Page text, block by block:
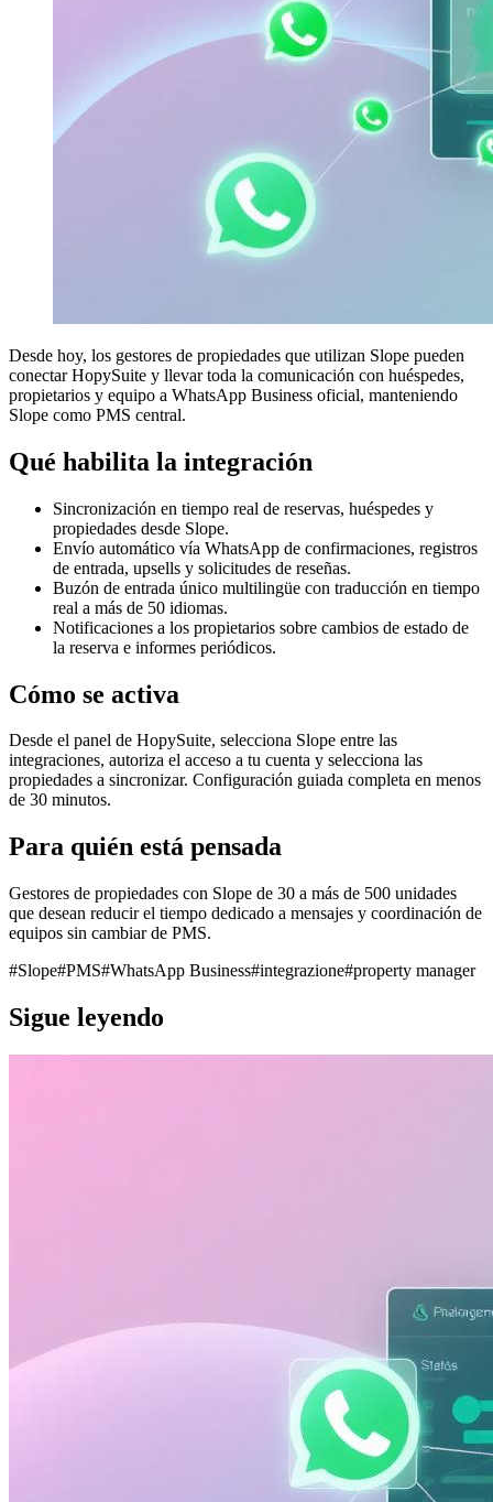
Desde hoy, los gestores de propiedades que utilizan Slope pueden
conectar HopySuite y llevar toda la comunicación con huéspedes,
propietarios y equipo a WhatsApp Business oficial, manteniendo
Slope como PMS central.
Qué habilita la integración
Sincronización en tiempo real de reservas, huéspedes y
propiedades desde Slope.
Envío automático vía WhatsApp de confirmaciones, registros
de entrada, upsells y solicitudes de reseñas.
Buzón de entrada único multilingüe con traducción en tiempo
real a más de 50 idiomas.
Notificaciones a los propietarios sobre cambios de estado de
la reserva e informes periódicos.
Cómo se activa
Desde el panel de HopySuite, selecciona Slope entre las
integraciones, autoriza el acceso a tu cuenta y selecciona las
propiedades a sincronizar. Configuración guiada completa en menos
de 30 minutos.
Para quién está pensada
Gestores de propiedades con Slope de 30 a más de 500 unidades
que desean reducir el tiempo dedicado a mensajes y coordinación de
equipos sin cambiar de PMS.
#Slope#PMS#WhatsApp Business#integrazione#property manager
Sigue leyendo